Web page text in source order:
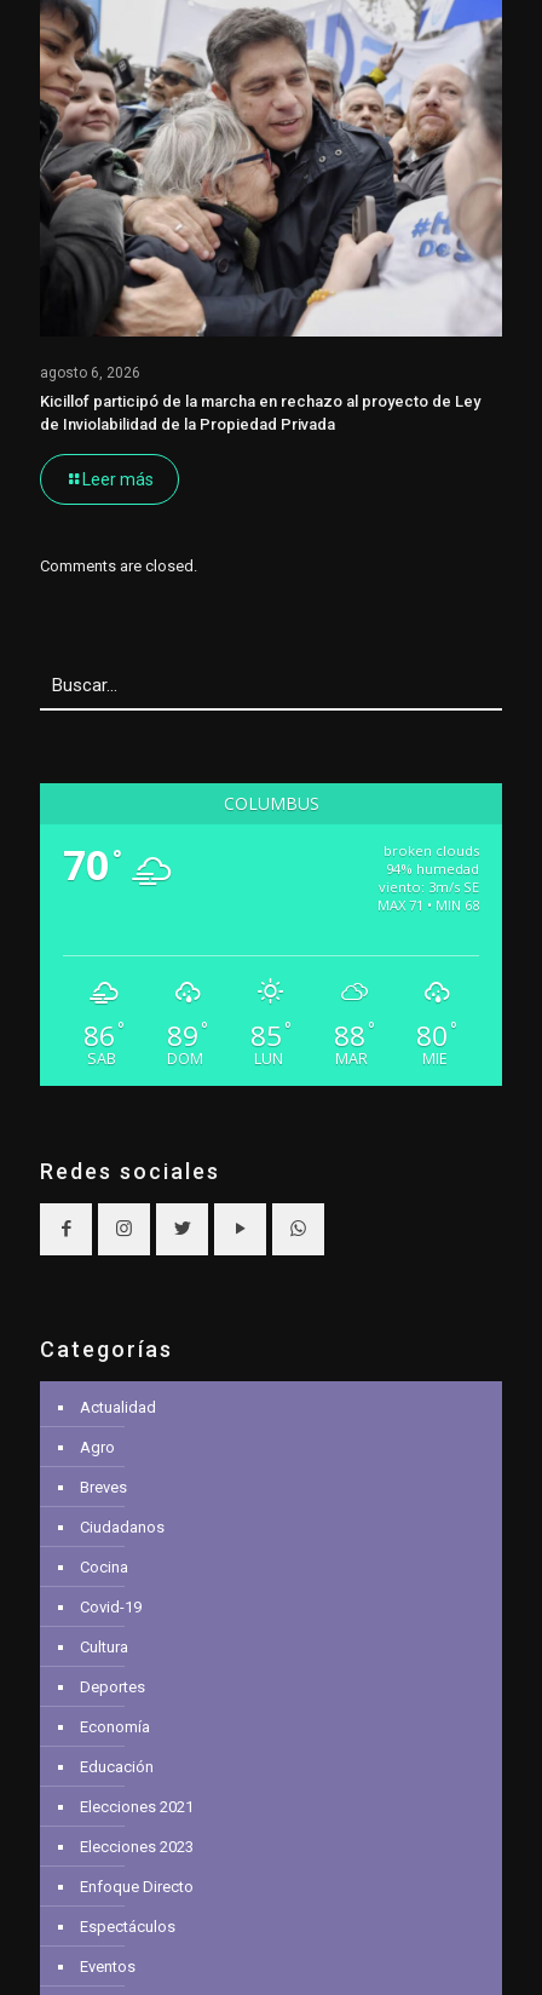
agosto 6, 2026
Kicillof participó de la marcha en rechazo al proyecto de Ley
de Inviolabilidad de la Propiedad Privada
Leer más
Comments are closed.
COLUMBUS
70 °
broken clouds
94% humedad
viento: 3m/s SE
MAX 71 • MIN 68
86 °
SAB
89 °
DOM
85 °
LUN
88 °
MAR
80 °
MIE
Redes sociales
Categorías
Actualidad
Agro
Breves
Ciudadanos
Cocina
Covid-19
Cultura
Deportes
Economía
Educación
Elecciones 2021
Elecciones 2023
Enfoque Directo
Espectáculos
Eventos